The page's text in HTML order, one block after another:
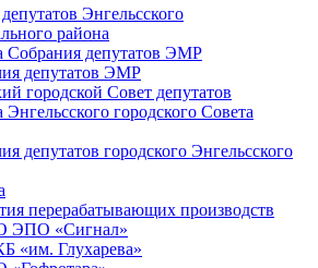
Энгельсского
района
Собрания депутатов ЭМР
депутатов ЭМР
городской Совет депутатов
Энгельсского городского Совета
депутатов городского Энгельсского
перерабатывающих производств
ЭПО «Сигнал»
«им. Глухарева»